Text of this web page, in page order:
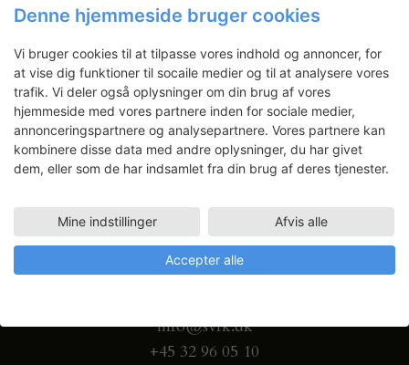
Gammel Dok Pakhus
Strandgade 27 B
info@svfk.dk
+45 32 96 05 10
Denne hjemmeside bruger cookies
Vi bruger cookies til at tilpasse vores indhold og annoncer, for
at vise dig funktioner til socaile medier og til at analysere vores
trafik. Vi deler også oplysninger om din brug af vores
hjemmeside med vores partnere inden for sociale medier,
annonceringspartnere og analysepartnere. Vores partnere kan
kombinere disse data med andre oplysninger, du har givet
dem, eller som de har indsamlet fra din brug af deres tjenester.
Mine indstillinger Afvis alle
Accepter alle